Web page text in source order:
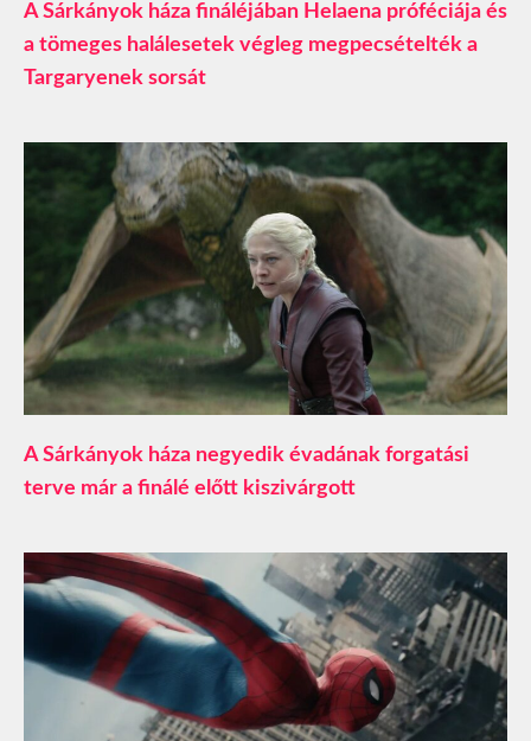
A Sárkányok háza fináléjában Helaena próféciája és
a tömeges halálesetek végleg megpecsételték a
Targaryenek sorsát
A Sárkányok háza negyedik évadának forgatási
terve már a finálé előtt kiszivárgott